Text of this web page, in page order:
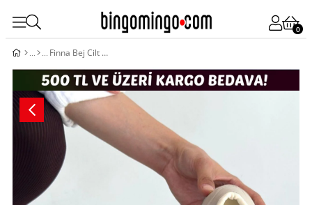
0
Finna Bej Cilt Bağcıklı Spor Ayakkabı